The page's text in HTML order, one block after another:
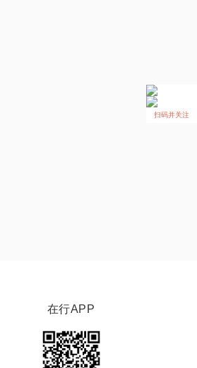
扫码并关注
在行APP